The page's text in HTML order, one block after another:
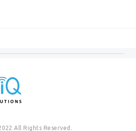
All Rights Reserved.